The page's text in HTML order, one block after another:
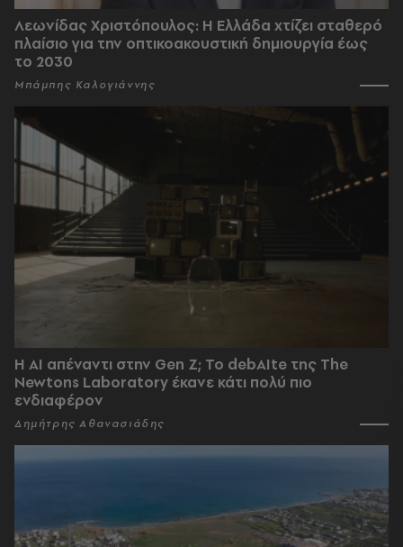
Λεωνίδας Χριστόπουλος: Η Ελλάδα χτίζει σταθερό
πλαίσιο για την οπτικοακουστική δημιουργία έως
το 2030
Μπάμπης Καλογιάννης
Η AI απέναντι στην Gen Z; Το debAIte της The
Newtons Laboratory έκανε κάτι πολύ πιο
ενδιαφέρον
Δημήτρης Αθανασιάδης